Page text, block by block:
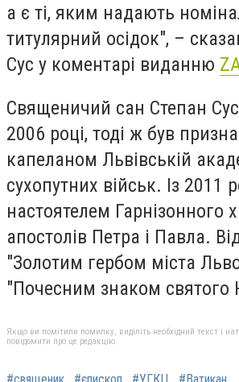
а є ті, яким надають
титулярний осідок", –
Сус у коментарі виданню
Cвященичий сан Степан
2006 році, тоді ж був
капеланом Львівській
сухопутних військ. Із 2011
настоятелем Гарнізонного
апостолів Петра і Павла.
"Золотим гербом міста
"Почесним знаком святого
Якщо ви помітили помилку, виділіть необхідний текст і
повідомити про це редакцію
#священик #єпископ #УГКЦ #Ватикан